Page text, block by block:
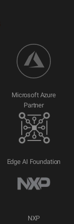
Microsoft Azure
Partner
Edge AI Foundation
NXP